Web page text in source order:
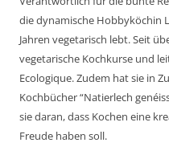
die dynamische Hobbyköchin
Jahren vegetarisch lebt. Seit
vegetarische Kochkurse und
Ecologique. Zudem hat sie in
Kochbücher “Natierlech
sie daran, dass Kochen eine
Freude haben soll.